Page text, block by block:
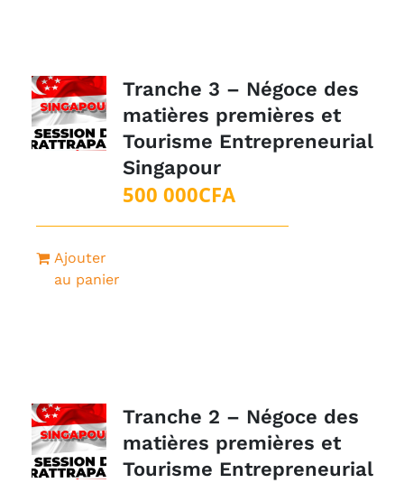
Tranche 3 – Négoce des
matières premières et
Tourisme Entrepreneurial
Singapour
500 000CFA
Ajouter
au panier
Tranche 2 – Négoce des
matières premières et
Tourisme Entrepreneurial